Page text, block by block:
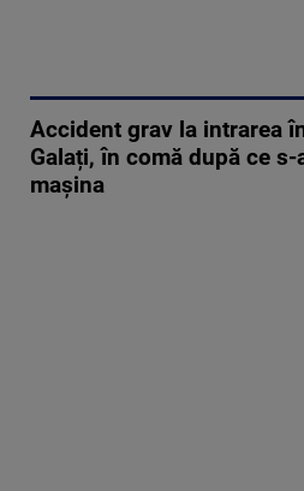
Accident grav la intrarea
Galați, în comă după ce
mașina